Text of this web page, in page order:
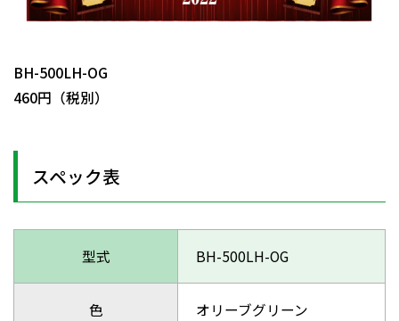
BH-500LH-OG
460円（税別）
スペック表
型式 BH-500LH-OG
色 オリーブグリーン